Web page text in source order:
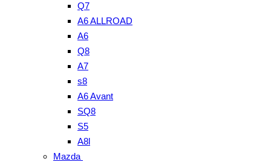
Q7
A6 ALLROAD
A6
Q8
A7
s8
A6 Avant
SQ8
S5
A8l
Mazda